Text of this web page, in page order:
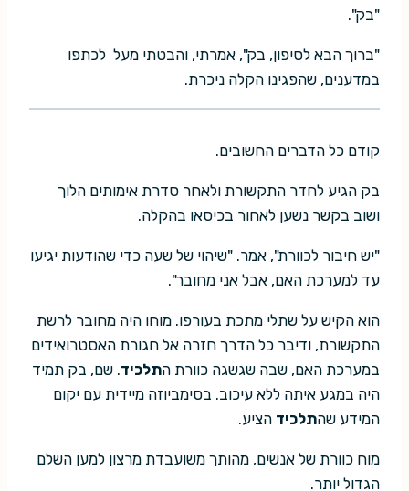
"בק".
"ברוך הבא לסיפון, בק", אמרתי, והבטתי מעל לכתפו
במדענים, שהפגינו הקלה ניכרת.
קודם כל הדברים החשובים.
בק הגיע לחדר התקשורת ולאחר סדרת אימותים הלוך
ושוב בקשר נשען לאחור בכיסאו בהקלה.
"יש חיבור לכוורת", אמר. "שיהוי של שעה כדי שהודעות יגיעו
עד למערכת האם, אבל אני מחובר".
הוא הקיש על שתלי מתכת בעורפו. מוחו היה מחובר לרשת
התקשורת, ודיבר כל הדרך חזרה אל חגורת האסטרואידים
במערכת האם, שבה שגשגה כוורת התלכיד. שם, בק תמיד
היה במגע איתה ללא עיכוב. בסימביוזה מיידית עם יקום
המידע שהתלכיד הציע.
מוח כוורת של אנשים, מהותך משועבדת מרצון למען השלם
הגדול יותר.